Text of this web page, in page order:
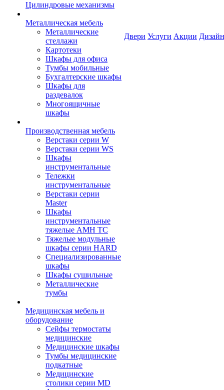
Цилиндровые механизмы
Металлическая мебель
Металлические
стеллажи
Картотеки
Шкафы для офиса
Тумбы мобильные
Бухгалтерские шкафы
Шкафы для
раздевалок
Многоящичные
шкафы
Производственная мебель
Верстаки серии W
Верстаки серии WS
Шкафы
инструментальные
Тележки
инструментальные
Верстаки серии
Master
Шкафы
инструментальные
тяжелые AMH TC
Тяжелые модульные
шкафы серии HARD
Cпециализированные
шкафы
Шкафы сушильные
Металлические
тумбы
Медицинская мебель и
оборудование
Сейфы термостаты
медицинские
Медицинские шкафы
Тумбы медицинские
подкатные
Медицинские
столики серии MD
Двери Услуги Акции